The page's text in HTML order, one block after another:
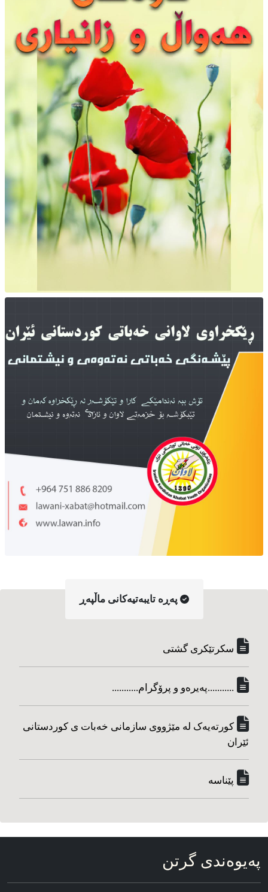
په‌ڕه‌ تایبه‌تیه‌کانی ماڵپه‌ڕ
سکرتێکری گشتی
...........په‌یره‌و و پرۆگرام...........
کورته‌یه‌ک له مێژووی سازمانی خه‌بات ی کوردستانی
ئێران
پێناسه‌
په‌یوه‌ندی گرتن